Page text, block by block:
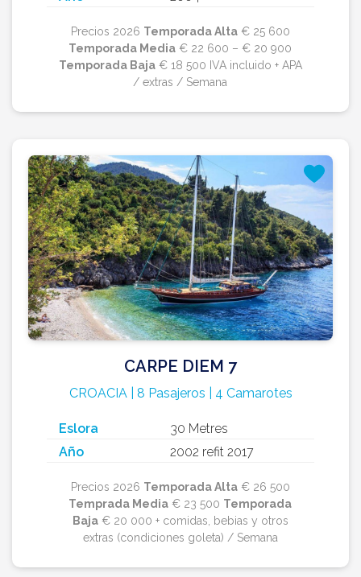
Precios 2026 Temporada Alta€ 25 600
Temporada Media € 22 600 – € 20 900
Temporada Baja€ 18 500 IVA incluido + APA
/ extras / Semana
CARPE DIEM 7
CROACIA | 8 Pasajeros | 4 Camarotes
Eslora
30 Metres
Año
2002 refit 2017
Precios 2026 Temporada Alta€ 26 500
Temprada Media € 23 500 Temporada
Baja€ 20 000 + comidas, bebias y otros
extras (condiciones goleta) / Semana